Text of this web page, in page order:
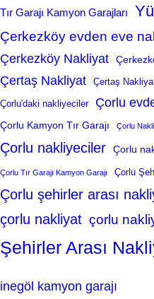
Tır Garajı Kamyon Garajları
Çerkezköy evden eve
Çerkezköy Nakliyat
Çertaş Nakliyat Çertaş
Çorlu'daki nakliyeciler Çorlu
Çorlu Kamyon Tır Garajı Çorlu
Çorlu nakliyeciler Çorlu
Çorlu Tır Garajı Kamyon Garajı Çorlu
Çorlu şehirler arası
çorlu nakliyat çorlu
Şehirler Arası
inegöl kamyon garajı